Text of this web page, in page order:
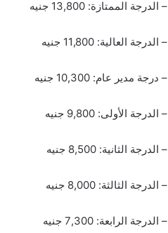
– الدرجة الممتازة: 13,800 جنيه
– الدرجة العالية: 11,800 جنيه
– درجة مدير عام: 10,300 جنيه
– الدرجة الأولى: 9,800 جنيه
– الدرجة الثانية: 8,500 جنيه
– الدرجة الثالثة: 8,000 جنيه
– الدرجة الرابعة: 7,300 جنيه